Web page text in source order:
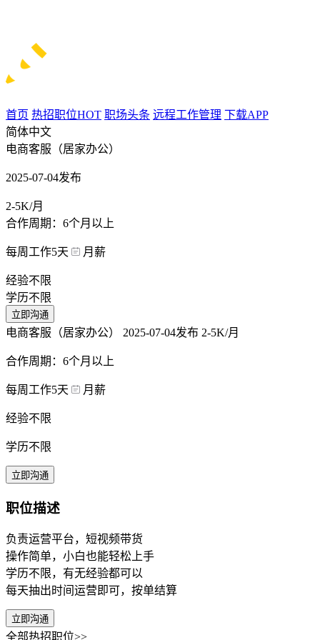
首页 热招职位HOT 职场头条 远程工作管理 下载APP
简体中文
电商客服（居家办公）
2025-07-04发布
2-5K/月
合作周期：6个月以上
每周工作5天 月薪
经验不限
学历不限
立即沟通
电商客服（居家办公） 2025-07-04发布 2-5K/月
合作周期：6个月以上
每周工作5天 月薪
经验不限
学历不限
立即沟通
职位描述
负责运营平台，短视频带货
操作简单，小白也能轻松上手
学历不限，有无经验都可以
每天抽出时间运营即可，按单结算
立即沟通
全部热招职位>>